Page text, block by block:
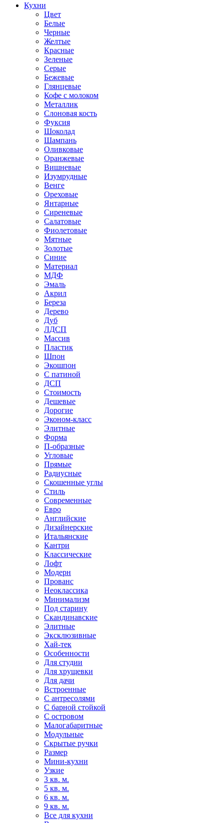
Кухни
Цвет
Белые
Черные
Желтые
Красные
Зеленые
Серые
Бежевые
Глянцевые
Кофе с молоком
Металлик
Слоновая кость
Фуксия
Шоколад
Шампань
Оливковые
Оранжевые
Вишневые
Изумрудные
Венге
Ореховые
Янтарные
Сиреневые
Салатовые
Фиолетовые
Мятные
Золотые
Синие
Материал
МДФ
Эмаль
Акрил
Береза
Дерево
Дуб
ЛДСП
Массив
Пластик
Шпон
Экошпон
С патиной
ДСП
Стоимость
Дешевые
Дорогие
Эконом-класс
Элитные
Форма
П-образные
Угловые
Прямые
Радиусные
Скошенные углы
Стиль
Современные
Евро
Английские
Дизайнерские
Итальянские
Кантри
Классические
Лофт
Модерн
Прованс
Неоклассика
Минимализм
Под старину
Скандинавские
Элитные
Эксклюзивные
Хай-тек
Особенности
Для студии
Для хрущевки
Для дачи
Встроенные
С антресолями
С барной стойкой
С островом
Малогабаритные
Модульные
Скрытые ручки
Размер
Мини-кухни
Узкие
3 кв. м.
5 кв. м.
6 кв. м.
9 кв. м.
Все для кухни